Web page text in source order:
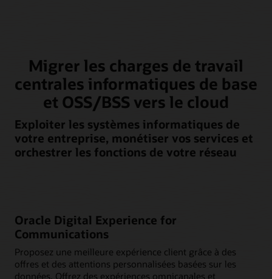
Migrer les charges de travail
centrales informatiques de base
et OSS/BSS vers le cloud
Exploiter les systèmes informatiques de
votre entreprise, monétiser vos services et
orchestrer les fonctions de votre réseau
Oracle Digital Experience for
Communications
Proposez une meilleure expérience client grâce à des
offres et des attentions personnalisées basées sur les
données. Offrez des expériences omnicanales et